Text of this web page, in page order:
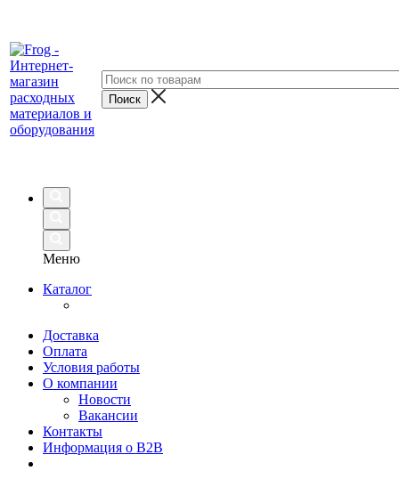
Меню
Каталог
Доставка
Оплата
Условия работы
О компании
Новости
Вакансии
Контакты
Информация о B2B